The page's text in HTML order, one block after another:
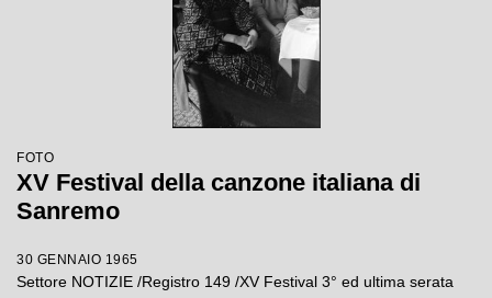
FOTO
XV Festival della canzone italiana di
Sanremo
30 GENNAIO 1965
Settore NOTIZIE /Registro 149 /XV Festival 3° ed ultima serata